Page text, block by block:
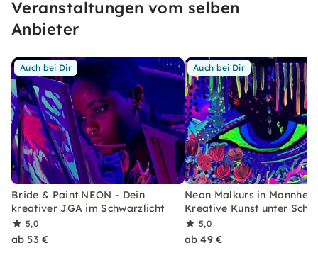
Lust, etwas Eigenes zu schaffen!
Veranstaltungen vom selben
Anbieter
Auch bei Dir
Bride & Paint NEON - Dein
kreativer JGA im Schwarzlicht
5,0
ab 53 €
Auch bei Dir
Neon Malkurs in
Kreative Kunst unter
5,0
ab 49 €